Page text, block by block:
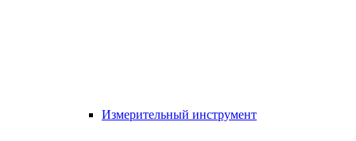
Измерительный инструмент